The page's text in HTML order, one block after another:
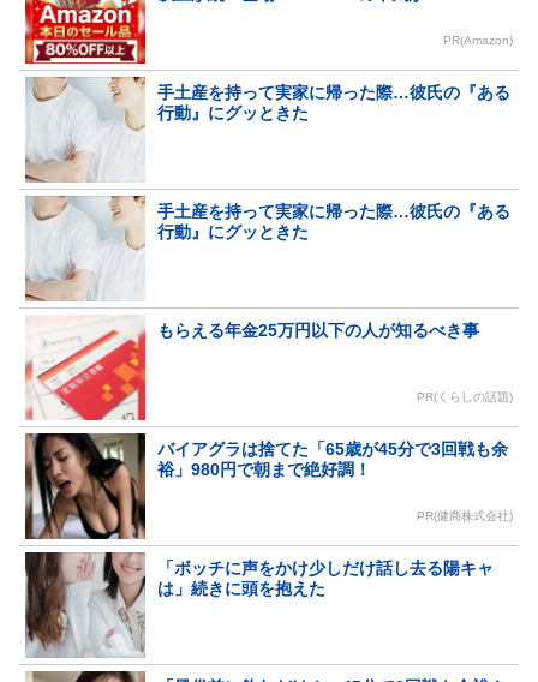
PR(Amazon)
手土産を持って実家に帰った際…彼氏の『ある
行動』にグッときた
手土産を持って実家に帰った際…彼氏の『ある
行動』にグッときた
もらえる年金25万円以下の人が知るべき事
PR(くらしの話題)
バイアグラは捨てた「65歳が45分で3回戦も余
裕」980円で朝まで絶好調！
PR(健商株式会社)
「ボッチに声をかけ少しだけ話し去る陽キャ
は」続きに頭を抱えた